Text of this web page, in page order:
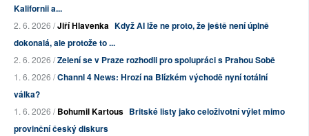
Kalifornii a...
2. 6. 2026 /Jiří Hlavenka Když AI lže ne proto, že ještě není úplně
dokonalá, ale protože to ...
2. 6. 2026 /Zelení se v Praze rozhodli pro spolupráci s Prahou Sobě
1. 6. 2026 /Channl 4 News: Hrozí na Blízkém východě nyní totální
válka?
1. 6. 2026 /Bohumil Kartous Britské listy jako celoživotní výlet mimo
provinční český diskurs